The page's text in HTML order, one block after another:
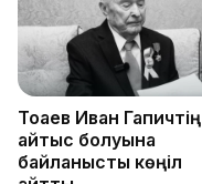
Тоқаев Иван Гапичтің
қайтыс болуына
байланысты көңіл